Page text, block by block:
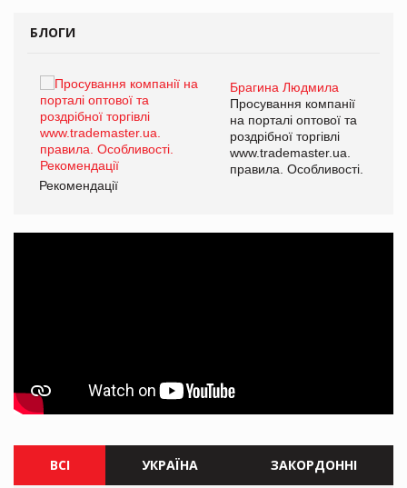
БЛОГИ
Брагина Людмила
Просування компанії
на порталі оптової та
роздрібної торгівлі
www.trademaster.ua.
правила. Особливості.
Рекомендації
ВСІ УКРАЇНА ЗАКОРДОННІ